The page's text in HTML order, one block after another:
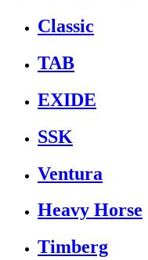
Classic
TAB
EXIDE
SSK
Ventura
Heavy Horse
Timberg